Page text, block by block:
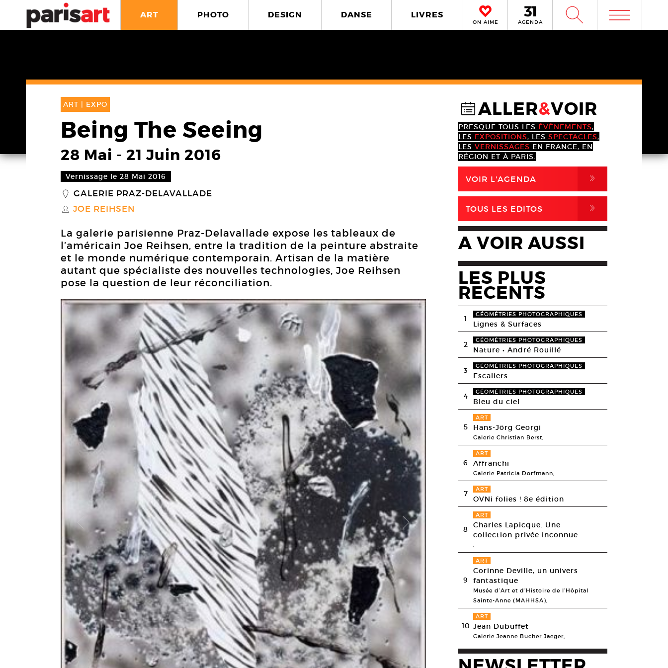
ART PHOTO DESIGN DANSE LIVRES
ON AIME AGENDA W m
ART | EXPO
Being The Seeing
28 Mai - 21 Juin 2016
Vernissage le 28 Mai 2016
_ GALERIE PRAZ-DELAVALLADE
S JOE REIHSEN
La galerie parisienne Praz-Delavallade expose les tableaux de
l’américain Joe Reihsen, entre la tradition de la peinture abstraite
et le monde numérique contemporain. Artisan de la matière
autant que spécialiste des nouvelles technologies, Joe Reihsen
pose la question de leur réconciliation.
@ALLER&VOIR
PRESQUE TOUS LES ÉVÈNEMENTS,
LES EXPOSITIONS, LES SPECTACLES,
LES VERNISSAGES EN FRANCE, EN
RÉGION ET À PARIS.
VOIR L'AGENDA ,
TOUS LES EDITOS ,
A VOIR AUSSI
LES PLUS
RECENTS
1 GÉOMÉTRIES PHOTOGRAPHIQUES
Lignes & Surfaces
2 GÉOMÉTRIES PHOTOGRAPHIQUES
Nature • André Rouillé
3 GÉOMÉTRIES PHOTOGRAPHIQUES
Escaliers
4 GÉOMÉTRIES PHOTOGRAPHIQUES
Bleu du ciel
5
ART
Hans-Jörg Georgi
Galerie Christian Berst,
6
ART
Affranchi
Galerie Patricia Dorfmann,
7 ART
OVNi folies ! 8e édition
8
ART
Charles Lapicque. Une
collection privée inconnue
,
9
ART
Corinne Deville, un univers
fantastique
Musée d’Art et d’Histoire de l’Hôpital
Sainte-Anne (MAHHSA),
10
ART
Jean Dubuffet
Galerie Jeanne Bucher Jaeger,